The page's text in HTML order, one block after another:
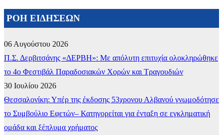
ΡΟΗ ΕΙΔΗΣΕΩΝ
06 Αυγούστου 2026
Π.Σ. Δερβιτσάνης «ΔΕΡΒΗ»: Με απόλυτη επιτυχία ολοκληρώθηκε
το 4ο Φεστιβάλ Παραδοσιακών Χορών και Τραγουδιών
30 Ιουλίου 2026
Θεσσαλονίκη: Υπέρ της έκδοσης 53χρονου Αλβανού γνωμοδότησε
το Συμβούλιο Εφετών– Κατηγορείται για ένταξη σε εγκληματική
ομάδα και ξέπλυμα χρήματος